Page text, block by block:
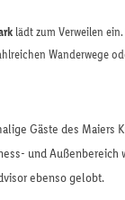
lädt zum Verweilen
Wanderwege
Gäste des Maiers
und Außenbereich
ebenso gelobt.